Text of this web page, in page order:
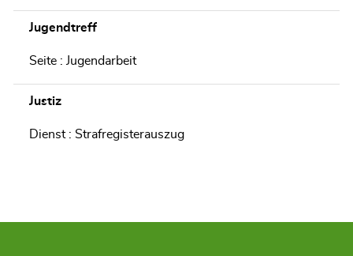
Jugendtreff
Seite : Jugendarbeit
Justiz
Dienst : Strafregisterauszug
Fusszeile